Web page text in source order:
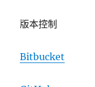
版本控制
Bitbucket